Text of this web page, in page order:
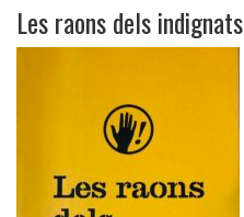
Les raons dels indignats